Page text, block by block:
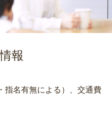
報
指名有無による）、交通費